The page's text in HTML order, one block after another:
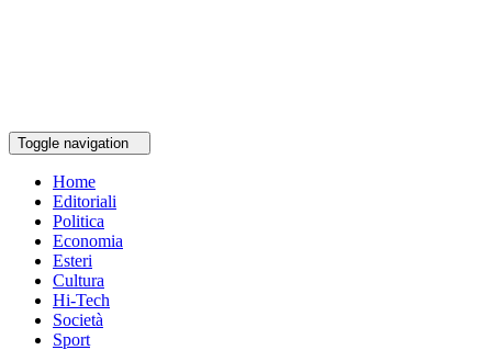
Toggle navigation
Home
Editoriali
Politica
Economia
Esteri
Cultura
Hi-Tech
Società
Sport